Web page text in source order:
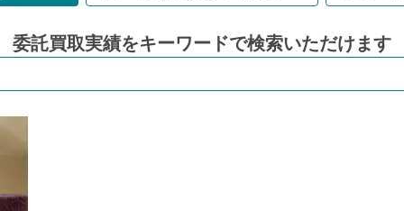
委託買取実績をキーワードで検索いただけます